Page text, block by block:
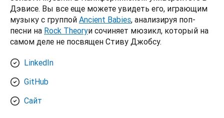
Дэвисе. Вы все еще можете увидеть его, играющим
музыку с группой Ancient Babies, анализируя поп-
песни на Rock Theoryи сочиняет мюзикл, который на
самом деле не посвящен Стиву Джобсу.
LinkedIn
GitHub
Сайт